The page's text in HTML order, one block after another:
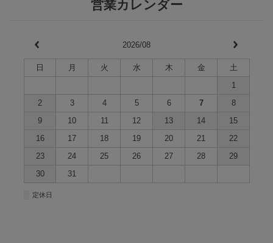
営業カレンダー
2026/08
日 月 火 水 木 金
土
1
2
3 4 5 6 7
8
9
10 11 12 13 14
15
16
17 18 19 20 21
22
23
24 25 26 27 28
29
30
31
定休日